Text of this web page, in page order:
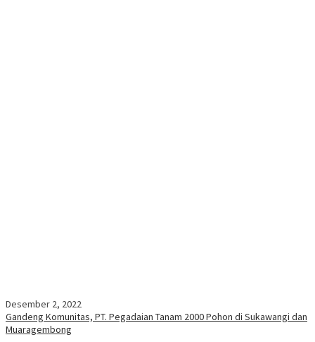
Desember 2, 2022
Gandeng Komunitas, PT. Pegadaian Tanam 2000 Pohon di Sukawangi dan
Muaragembong